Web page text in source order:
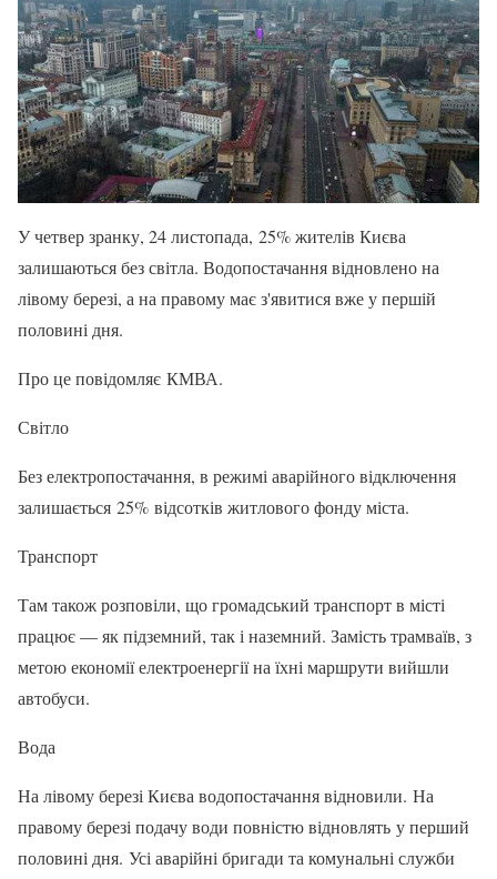
У четвер зранку, 24 листопада, 25% жителів Києва
залишаються без світла. Водопостачання відновлено на
лівому березі, а на правому має з'явитися вже у першій
половині дня.
Про це повідомляє КМВА.
Світло
Без електропостачання, в режимі аварійного відключення
залишається 25% відсотків житлового фонду міста.
Транспорт
Там також розповіли, що громадський транспорт в місті
працює — як підземний, так і наземний. Замість трамваїв, з
метою економії електроенергії на їхні маршрути вийшли
автобуси.
Вода
На лівому березі Києва водопостачання відновили. На
правому березі подачу води повністю відновлять у перший
половині дня. Усі аварійні бригади та комунальні служби